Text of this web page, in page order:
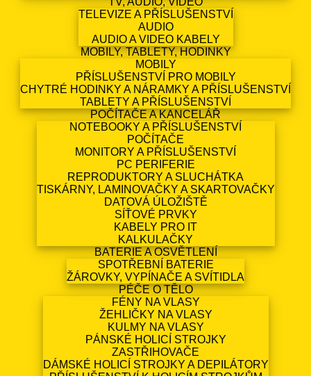
TELEVIZE A PŘÍSLUŠENSTVÍ
AUDIO
AUDIO A VIDEO KABELY
MOBILY, TABLETY, HODINKY
MOBILY
PŘÍSLUŠENSTVÍ PRO MOBILY
CHYTRÉ HODINKY A NÁRAMKY A PŘÍSLUŠENSTVÍ
TABLETY A PŘÍSLUŠENSTVÍ
POČÍTAČE A KANCELÁŘ
NOTEBOOKY A PŘÍSLUŠENSTVÍ
POČÍTAČE
MONITORY A PŘÍSLUŠENSTVÍ
PC PERIFERIE
REPRODUKTORY A SLUCHÁTKA
TISKÁRNY, LAMINOVAČKY A SKARTOVAČKY
DATOVÁ ÚLOŽIŠTĚ
SÍŤOVÉ PRVKY
KABELY PRO IT
KALKULAČKY
BATERIE A OSVĚTLENÍ
SPOTŘEBNÍ BATERIE
ŽÁROVKY, VYPÍNAČE A SVÍTIDLA
PÉČE O TĚLO
FÉNY NA VLASY
ŽEHLIČKY NA VLASY
KULMY NA VLASY
PÁNSKÉ HOLICÍ STROJKY
ZASTŘIHOVAČE
DÁMSKÉ HOLICÍ STROJKY A DEPILÁTORY